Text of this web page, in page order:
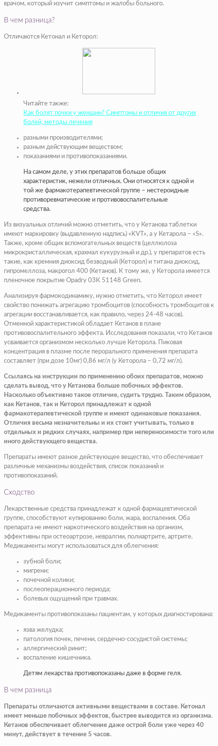
врачом, который изучит симптомы и жалобы больного.
В чем разница?
Отличаются Кетонал и Кеторол:
Читайте также:
Как болят почки у женщин? Симптомы и отличия от других
болей, методы лечения
разными производителями;
разным действующим веществом;
показаниями и противопоказаниями.
На самом деле, у этих препаратов больше общих
характеристик, нежели отличных. Они относятся к одной и
той же фармакотерапевтической группе – нестероидные
противоревматические и противовоспалительные
средства.
Из визуальных отличий можно отметить, что у Кетанова таблетки
имеют маркировку (выдавленную надпись) «KVT», а у Кетарола – «S».
Также, кроме общих вспомогательных веществ (целлюлоза
микрокристаллическая, крахмал кукурузный и др.), у препаратов есть
такие, как кремния диоксид безводный (Кеторол) и титана диоксид,
гипромеллоза, макрогол 400 (Кетанов). К тому же, у Кеторола имеется
пленочное покрытие Opadry 03К 51148 Green.
Анализируя фармокодинамику, нужно отметить, что Кеторол имеет
свойство понижать агрегацию тромбоцитов (способность тромбоцитов к
агрегации восстанавливается, как правило, через 24-48 часов).
Отменной характеристикой обладает Кетанов в плане
противовоспалительного эффекта. Исследования показали, что Кетанов
усваивается организмом несколько лучше Кеторола. Пиковая
концентрация в плазме после перорального применения препарата
составляет (при дозе 10мг) 0,86 мг/л (у Кеторола – 0,72 мг/л).
Ссылаясь на инструкции по применению обоих препаратов, можно
сделать вывод, что у Кетанова больше побочных эффектов.
Насколько объективно такое отличие, судить трудно. Таким образом,
как Кетанов, так и Кеторол принадлежат к одной
фармакотерапевтической группе и имеют одинаковые показания.
Отличия весьма незначительны и их стоит учитывать, только в
отдельных и редких случаях, например при непереносимости того или
иного действующего вещества.
Препараты имеют разное действующее вещество, что обеспечивает
различные механизмы воздействия, список показаний и
противопоказаний.
Сходство
Лекарственные средства принадлежат к одной фармацевтической
группе, способствуют купированию боли, жара, воспаления. Оба
препарата не имеют наркотического воздействия на организм,
эффективны при остеоартрозе, невралгии, полиартрите, артрите.
Медикаменты могут использоваться для облегчения:
зубной боли;
мигрени;
почечной колики;
послеоперационного периода;
болевых ощущений при травмах.
Медикаменты противопоказаны пациентам, у которых диагностирована:
язва желудка;
патология почек, печени, сердечно-сосудистой системы;
аллергический ринит;
воспаление кишечника.
Детям лекарства противопоказаны даже в форме геля.
В чем разница
Препараты отличаются активными веществами в составе. Кетонал
имеет меньше побочных эффектов, быстрее выводится из организма.
Кетанов обеспечивает облегчение даже острой боли уже через 40
минут, действует в течение 5 часов.